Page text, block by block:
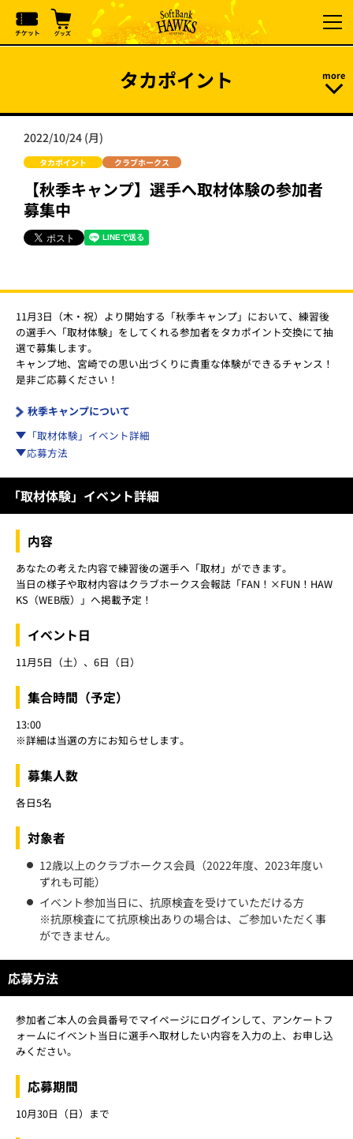
タカポイント
2022/10/24 (月)
タカポイント クラブホークス
【秋季キャンプ】選手へ取材体験の参加者
募集中
11月3日（木・祝）より開始する「秋季キャンプ」において、練習後
の選手へ「取材体験」をしてくれる参加者をタカポイント交換にて抽
選で募集します。
キャンプ地、宮崎での思い出づくりに貴重な体験ができるチャンス！
是非ご応募ください！
秋季キャンプについて
「取材体験」イベント詳細
応募方法
「取材体験」イベント詳細
内容
あなたの考えた内容で練習後の選手へ「取材」ができます。
当日の様子や取材内容はクラブホークス会報誌「FAN！×FUN！HAW
KS（WEB版）」へ掲載予定！
イベント日
11月5日（土）、6日（日）
集合時間（予定）
13:00
※詳細は当選の方にお知らせします。
募集人数
各日5名
対象者
12歳以上のクラブホークス会員（2022年度、2023年度い
ずれも可能）
イベント参加当日に、抗原検査を受けていただける方
※抗原検査にて抗原検出ありの場合は、ご参加いただく事
ができません。
応募方法
参加者ご本人の会員番号でマイページにログインして、アンケートフ
ォームにイベント当日に選手へ取材したい内容を入力の上、お申し込
みください。
応募期間
10月30日（日）まで